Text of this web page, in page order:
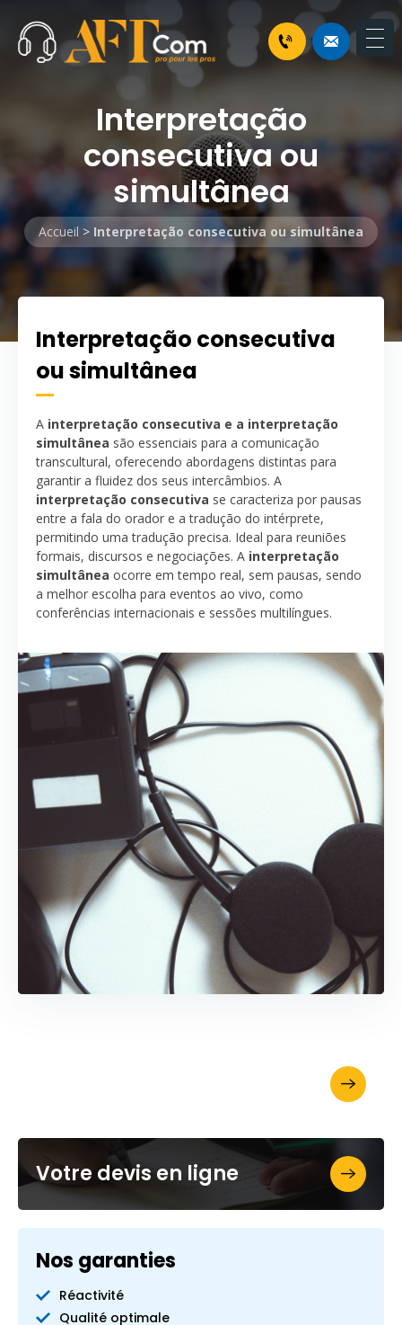
Interpretação
consecutiva ou
simultânea
Accueil > Interpretação consecutiva ou simultânea
Interpretação consecutiva
ou simultânea
A interpretação consecutiva e a interpretação
simultânea são essenciais para a comunicação
transcultural, oferecendo abordagens distintas para
garantir a fluidez dos seus intercâmbios. A
interpretação consecutiva se caracteriza por pausas
entre a fala do orador e a tradução do intérprete,
permitindo uma tradução precisa. Ideal para reuniões
formais, discursos e negociações. A interpretação
simultânea ocorre em tempo real, sem pausas, sendo
a melhor escolha para eventos ao vivo, como
conferências internacionais e sessões multilíngues.
Votre devis en ligne
Nos garanties
Réactivité
Qualité optimale